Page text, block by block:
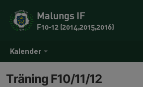
Kalender
Malungs IF
F10-12 (2014,2015,2016)
Träning F10/11/12